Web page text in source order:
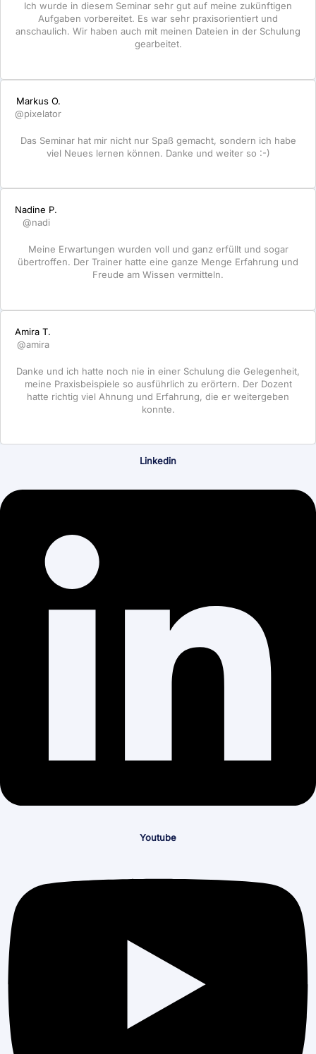
Ich wurde in diesem Seminar sehr gut auf meine zukünftigen
Aufgaben vorbereitet. Es war sehr praxisorientiert und
anschaulich. Wir haben auch mit meinen Dateien in der Schulung
gearbeitet.
Markus O.
@pixelator
Das Seminar hat mir nicht nur Spaß gemacht, sondern ich habe
viel Neues lernen können. Danke und weiter so :-)
Nadine P.
@nadi
Meine Erwartungen wurden voll und ganz erfüllt und sogar
übertroffen. Der Trainer hatte eine ganze Menge Erfahrung und
Freude am Wissen vermitteln.
Amira T.
@amira
Danke und ich hatte noch nie in einer Schulung die Gelegenheit,
meine Praxisbeispiele so ausführlich zu erörtern. Der Dozent
hatte richtig viel Ahnung und Erfahrung, die er weitergeben
konnte.
Linkedin
Youtube